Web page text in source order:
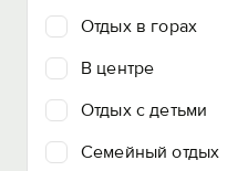
Отдых в горах
В центре
Отдых с детьми
Семейный отдых